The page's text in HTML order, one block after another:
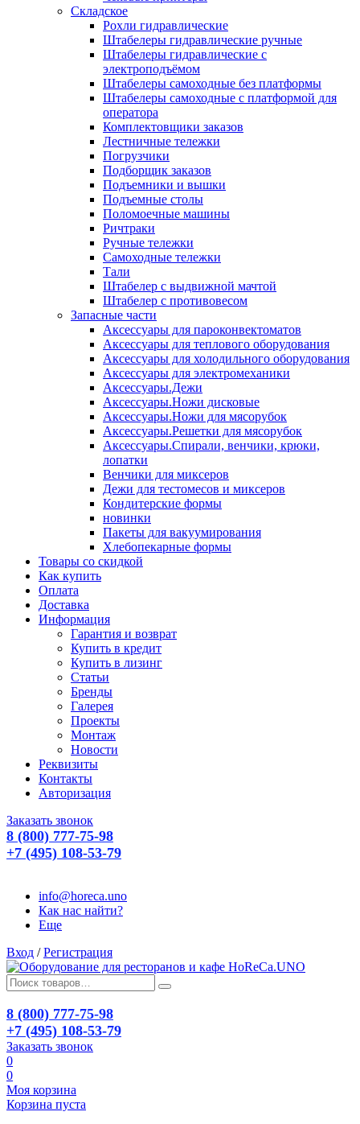
Складское
Рохли гидравлические
Штабелеры гидравлические ручные
Штабелеры гидравлические с
электроподъёмом
Штабелеры самоходные без платформы
Штабелеры самоходные с платформой для
оператора
Комплектовщики заказов
Лестничные тележки
Погрузчики
Подборщик заказов
Подъемники и вышки
Подъемные столы
Поломоечные машины
Ричтраки
Ручные тележки
Самоходные тележки
Тали
Штабелер с выдвижной мачтой
Штабелер с противовесом
Запасные части
Аксессуары для пароконвектоматов
Аксессуары для теплового оборудования
Аксессуары для холодильного оборудования
Аксессуары для электромеханики
Аксессуары.Дежи
Аксессуары.Ножи дисковые
Аксессуары.Ножи для мясорубок
Аксессуары.Решетки для мясорубок
Аксессуары.Спирали, венчики, крюки,
лопатки
Венчики для миксеров
Дежи для тестомесов и миксеров
Кондитерские формы
новинки
Пакеты для вакуумирования
Хлебопекарные формы
Товары со скидкой
Как купить
Оплата
Доставка
Информация
Гарантия и возврат
Купить в кредит
Купить в лизинг
Статьи
Бренды
Галерея
Проекты
Монтаж
Новости
Реквизиты
Контакты
Авторизация
Заказать звонок
8 (800) 777-75-98
+7 (495) 108-53-79
info@horeca.uno
Как нас найти?
Еще
Вход / Регистрация
8 (800) 777-75-98
+7 (495) 108-53-79
Заказать звонок
0
0
Моя корзина
Корзина пуста